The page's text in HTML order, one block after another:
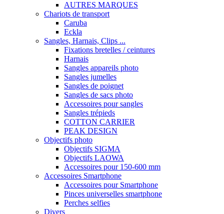
AUTRES MARQUES
Chariots de transport
Caruba
Eckla
Sangles, Harnais, Clips ...
Fixations bretelles / ceintures
Harnais
Sangles appareils photo
Sangles jumelles
Sangles de poignet
Sangles de sacs photo
Accessoires pour sangles
Sangles trépieds
COTTON CARRIER
PEAK DESIGN
Objectifs photo
Objectifs SIGMA
Objectifs LAOWA
Accessoires pour 150-600 mm
Accessoires Smartphone
Accessoires pour Smartphone
Pinces universelles smartphone
Perches selfies
Divers